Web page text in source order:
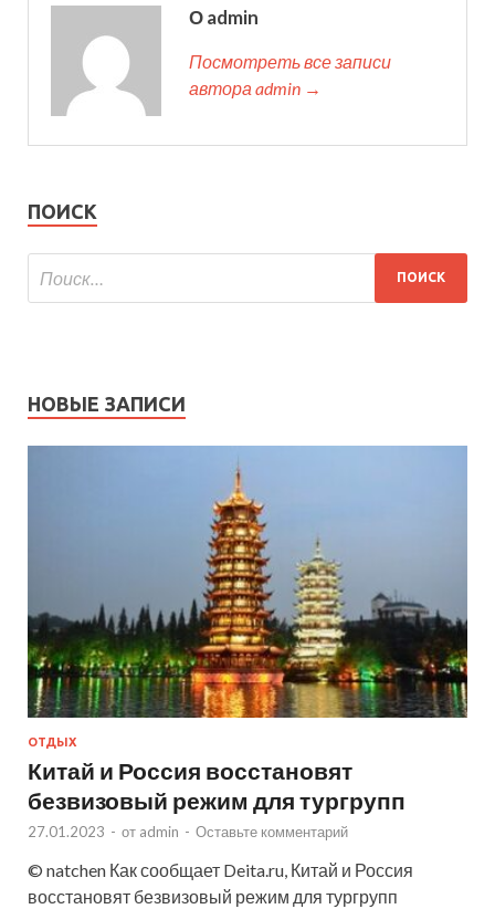
О admin
Посмотреть все записи
автора admin →
ПОИСК
НОВЫЕ ЗАПИСИ
ОТДЫХ
Китай и Россия восстановят
безвизовый режим для тургрупп
27.01.2023 - от admin - Оставьте комментарий
© natchen Как сообщает Deita.ru, Китай и Россия
восстановят безвизовый режим для тургрупп